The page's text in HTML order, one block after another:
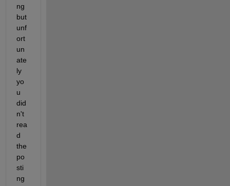
ng
but
unf
ort
un
ate
ly
yo
u
did
n't
rea
d
the
po
sti
ng